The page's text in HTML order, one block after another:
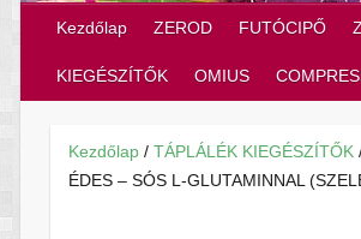
Kezdőlap ZEROD FUTÓCIPŐ
KIEGÉSZÍTŐK OMIUS
Kezdőlap/ TÁPLÁLÉK KIEGÉSZÍTŐK
ÉDES – SÓS L-GLUTAMINNAL